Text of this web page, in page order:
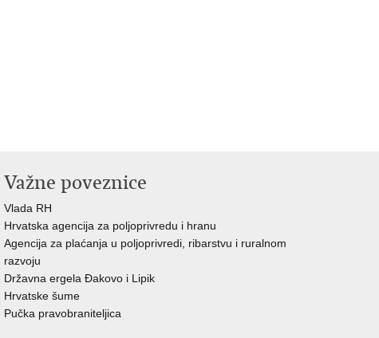
Važne poveznice
Vlada RH
Hrvatska agencija za poljoprivredu i hranu
Agencija za plaćanja u poljoprivredi, ribarstvu i ruralnom
razvoju
Državna ergela Đakovo i Lipik
Hrvatske šume
Pučka pravobraniteljica